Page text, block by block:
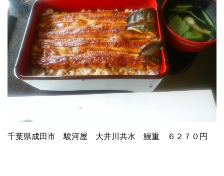
千葉県成田市 駿河屋 大井川共水 鰻重 ６２７０円